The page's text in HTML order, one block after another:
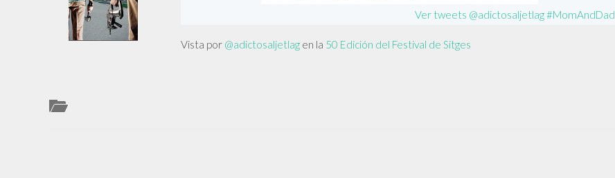
Ver tweets @adictosaljetlag #MomAndDad
Vista por @adictosaljetlagen la 50 Edición del Festival de Sitges